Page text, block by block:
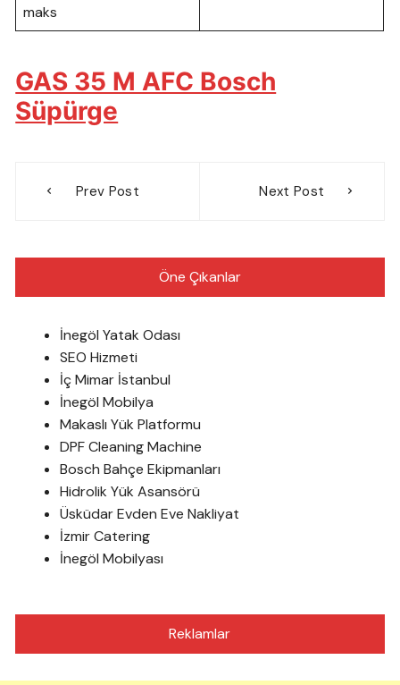
maks
GAS 35 M AFC Bosch
Süpürge
gezinmesi
Prev Post Next Post
Öne Çıkanlar
İnegöl Yatak Odası
SEO Hizmeti
İç Mimar İstanbul
İnegöl Mobilya
Makaslı Yük Platformu
DPF Cleaning Machine
Bosch Bahçe Ekipmanları
Hidrolik Yük Asansörü
Üsküdar Evden Eve Nakliyat
İzmir Catering
İnegöl Mobilyası
Reklamlar